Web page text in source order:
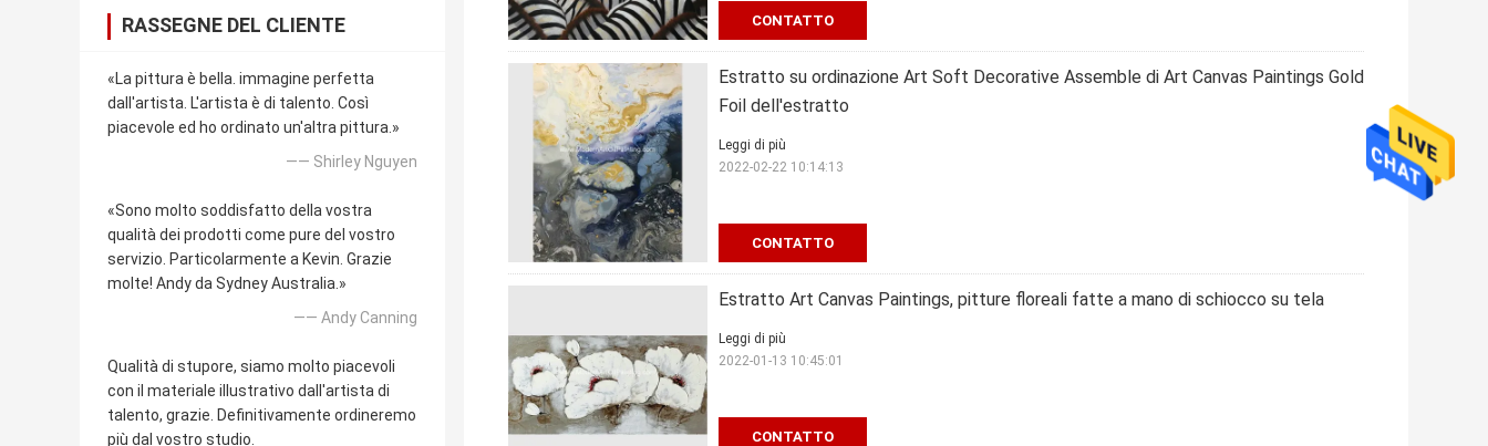
RASSEGNE DEL CLIENTE
«La pittura è bella. immagine perfetta
dall'artista. L'artista è di talento. Così
piacevole ed ho ordinato un'altra pittura.»
—— Shirley Nguyen
«Sono molto soddisfatto della vostra
qualità dei prodotti come pure del vostro
servizio. Particolarmente a Kevin. Grazie
molte! Andy da Sydney Australia.»
—— Andy Canning
Qualità di stupore, siamo molto piacevoli
con il materiale illustrativo dall'artista di
talento, grazie. Definitivamente ordineremo
più dal vostro studio.
CONTATTO
Estratto su ordinazione Art Soft Decorative Assemble di Art Canvas Paintings Gold
Foil dell'estratto
CONTATTO
Leggi di più
2022-02-22 10:14:13
Estratto Art Canvas Paintings, pitture floreali fatte a mano di schiocco su tela
CONTATTO
Leggi di più
2022-01-13 10:45:01